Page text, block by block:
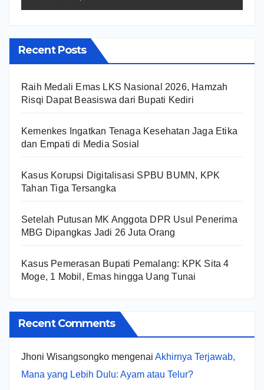
Recent Posts
Raih Medali Emas LKS Nasional 2026, Hamzah
Risqi Dapat Beasiswa dari Bupati Kediri
Kemenkes Ingatkan Tenaga Kesehatan Jaga Etika
dan Empati di Media Sosial
Kasus Korupsi Digitalisasi SPBU BUMN, KPK
Tahan Tiga Tersangka
Setelah Putusan MK Anggota DPR Usul Penerima
MBG Dipangkas Jadi 26 Juta Orang
Kasus Pemerasan Bupati Pemalang: KPK Sita 4
Moge, 1 Mobil, Emas hingga Uang Tunai
Recent Comments
Jhoni Wisangsongko mengenai Akhirnya Terjawab,
Mana yang Lebih Dulu: Ayam atau Telur?